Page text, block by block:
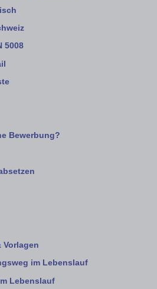
5008
Bewerbung?
Vorlagen
im Lebenslauf
Lebenslauf